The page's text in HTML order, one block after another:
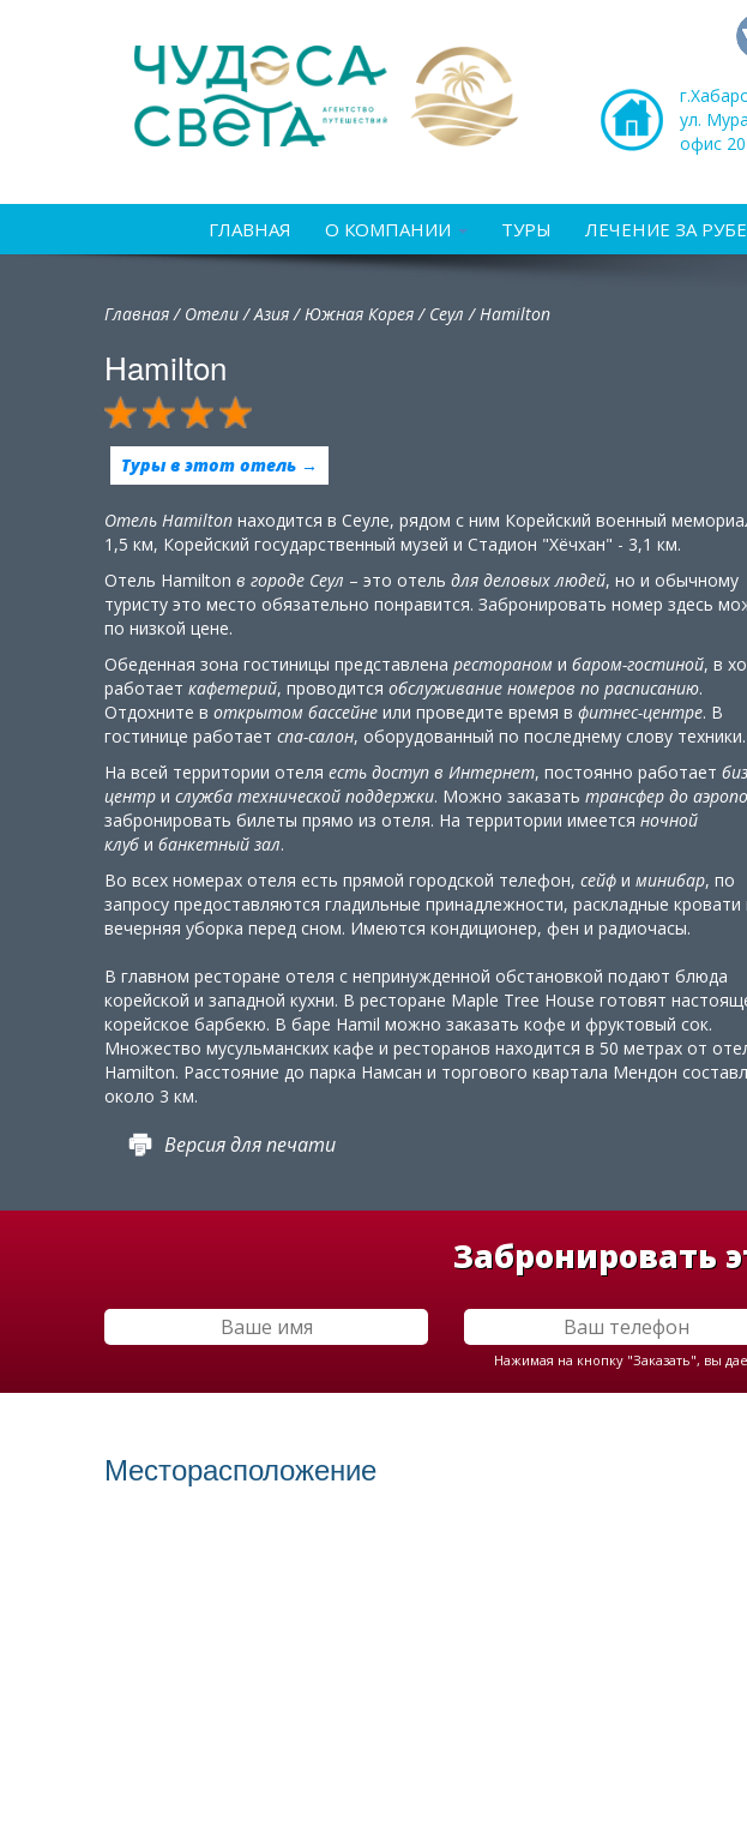
ул.
офис
ГЛАВНАЯ О КОМПАНИИ ТУРЫ ЛЕЧЕНИЕ ЗА
Главная/ Отели/Азия/Южная Корея/ Сеул /Hamilton
Hamilton
Туры в этот отель →
Отель Hamilton находится в Сеуле, рядом с ним Корейский военный
1,5 км, Корейский государственный музей и Стадион "Хёчхан" - 3,1 км.
Отель Hamilton в городе Сеул – это отель для деловых людей, но и обычному
туристу это место обязательно понравится. Забронировать номер здесь
по низкой цене.
Обеденная зона гостиницы представлена рестораном и баром-гостиной, в
работает кафетерий, проводится обслуживание номеров по расписанию.
Отдохните в открытом бассейне или проведите время в фитнес-центре. В
гостинице работает спа-салон, оборудованный по последнему слову техники.
На всей территории отеля есть доступ в Интернет, постоянно работает
центр и служба технической поддержки. Можно заказать трансфер до
забронировать билеты прямо из отеля. На территории имеется ночной
клуб и банкетный зал.
Во всех номерах отеля есть прямой городской телефон, сейф и минибар, по
запросу предоставляются гладильные принадлежности, раскладные кровати
вечерняя уборка перед сном. Имеются кондиционер, фен и радиочасы.
В главном ресторане отеля с непринужденной обстановкой подают блюда
корейской и западной кухни. В ресторане Maple Tree House готовят
корейское барбекю. В баре Hamil можно заказать кофе и фруктовый сок.
Множество мусульманских кафе и ресторанов находится в 50 метрах от
Hamilton. Расстояние до парка Намсан и торгового квартала Мендон
около 3 км.
Версия для печати
Забронировать
Нажимая на кнопку "Заказать", вы
Месторасположение